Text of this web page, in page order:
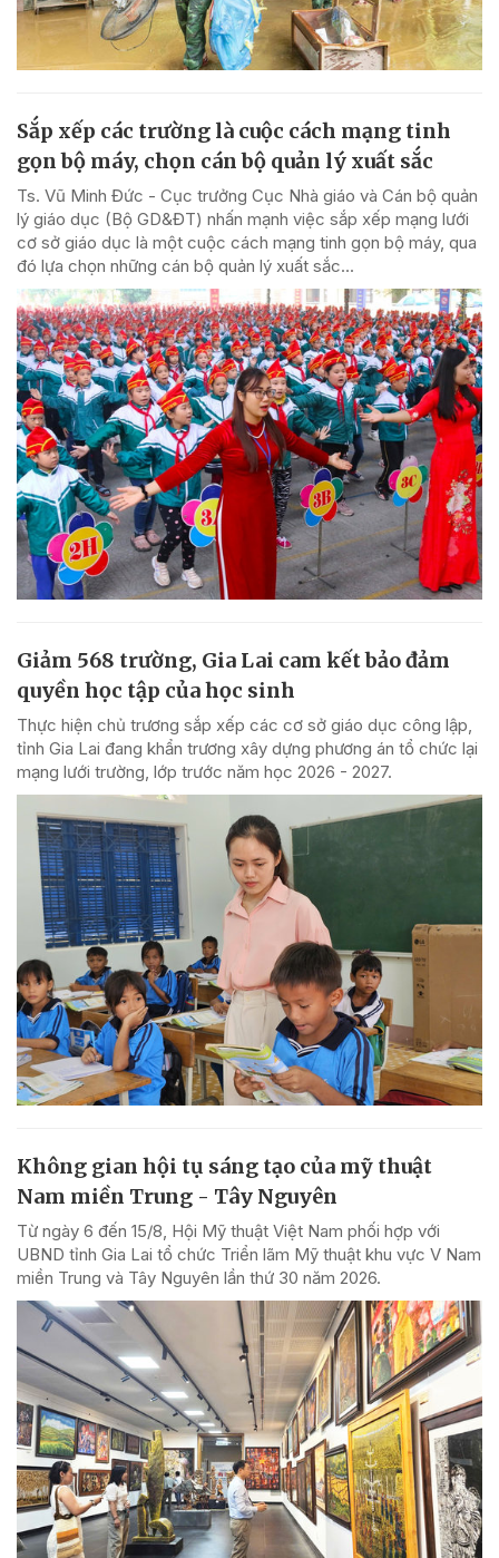
Sắp xếp các trường là cuộc cách mạng tinh
gọn bộ máy, chọn cán bộ quản lý xuất sắc
Ts. Vũ Minh Đức - Cục trưởng Cục Nhà giáo và Cán bộ quản
lý giáo dục (Bộ GD&ĐT) nhấn mạnh việc sắp xếp mạng lưới
cơ sở giáo dục là một cuộc cách mạng tinh gọn bộ máy, qua
đó lựa chọn những cán bộ quản lý xuất sắc...
Giảm 568 trường, Gia Lai cam kết bảo đảm
quyền học tập của học sinh
Thực hiện chủ trương sắp xếp các cơ sở giáo dục công lập,
tỉnh Gia Lai đang khẩn trương xây dựng phương án tổ chức lại
mạng lưới trường, lớp trước năm học 2026 - 2027.
Không gian hội tụ sáng tạo của mỹ thuật
Nam miền Trung - Tây Nguyên
Từ ngày 6 đến 15/8, Hội Mỹ thuật Việt Nam phối hợp với
UBND tỉnh Gia Lai tổ chức Triển lãm Mỹ thuật khu vực V Nam
miền Trung và Tây Nguyên lần thứ 30 năm 2026.